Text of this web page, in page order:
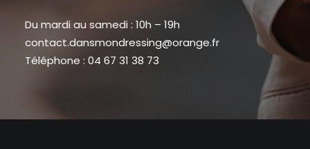
Du mardi au samedi : 10h – 19h
contact.dansmondressing@orange.fr
Téléphone : 04 67 31 38 73